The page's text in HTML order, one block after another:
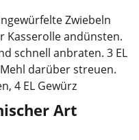
Zwiebeln
Kasserolle andünsten.
schnell anbraten. 3 EL
darüber streuen.
4 EL Gewürz
Art